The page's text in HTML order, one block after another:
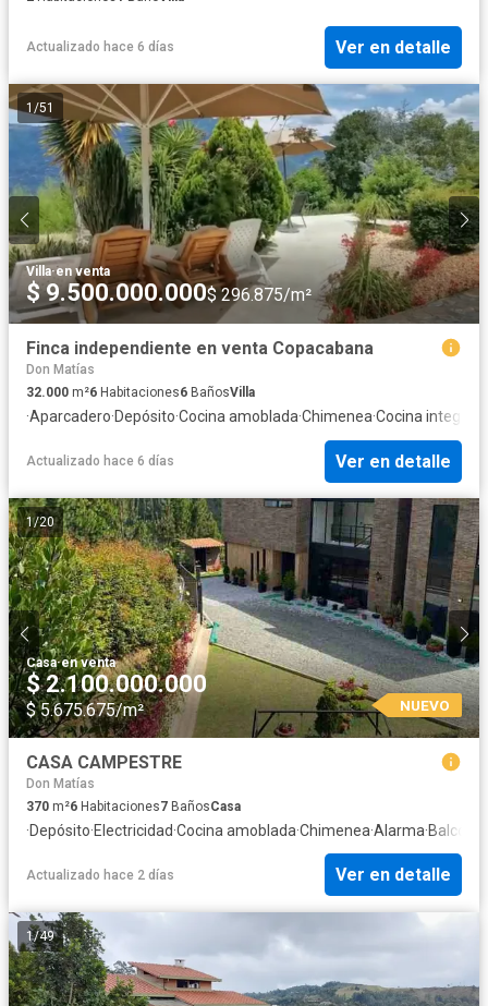
Actualizado hace 6 días Ver en detalle
1 /51
Villa·en venta
$ 9.500.000.000$ 296.875/m²
Finca independiente en venta Copacabana
Don Matías
32.000 m²6 Habitaciones6 BañosVilla
·Aparcadero·Depósito·Cocina amoblada·Chimenea·Cocina integral
Actualizado hace 6 días Ver en detalle
1/20
Casa·en venta
$ 2.100.000.000
$ 5.675.675/m² NUEVO
CASA CAMPESTRE
Don Matías
370 m²6 Habitaciones7 BañosCasa
·Depósito·Electricidad·Cocina amoblada·Chimenea·Alarma·Balcón
Actualizado hace 2 días Ver en detalle
1/49